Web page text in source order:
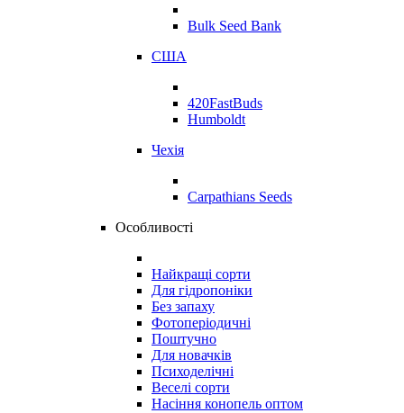
Bulk Seed Bank
США
420FastBuds
Humboldt
Чехія
Carpathians Seeds
Особливості
Найкращі сорти
Для гідропоніки
Без запаху
Фотоперіодичні
Поштучно
Для новачків
Психоделічні
Веселі сорти
Насіння конопель оптом